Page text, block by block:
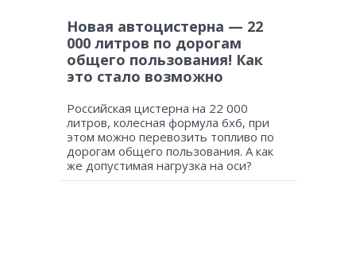
Новая автоцистерна — 22
000 литров по дорогам
общего пользования! Как
это стало возможно
Российская цистерна на 22 000
литров, колесная формула 6х6, при
этом можно перевозить топливо по
дорогам общего пользования. А как
же допустимая нагрузка на оси?